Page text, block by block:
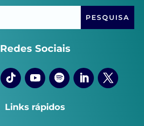
Redes Sociais
Links rápidos